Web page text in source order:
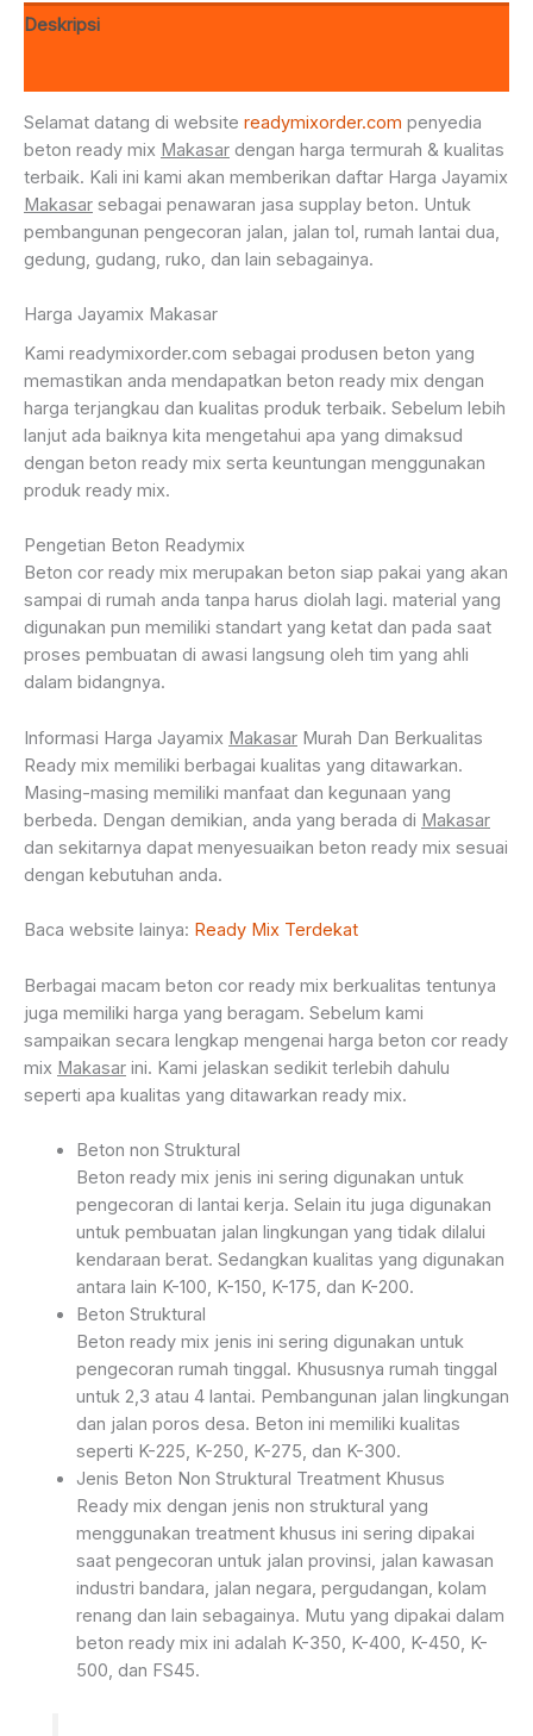
Deskripsi
Selamat datang di website readymixorder.com penyedia
beton ready mix Makasar dengan harga termurah & kualitas
terbaik. Kali ini kami akan memberikan daftar Harga Jayamix
Makasar sebagai penawaran jasa supplay beton. Untuk
pembangunan pengecoran jalan, jalan tol, rumah lantai dua,
gedung, gudang, ruko, dan lain sebagainya.
Harga Jayamix Makasar
Kami readymixorder.com sebagai produsen beton yang
memastikan anda mendapatkan beton ready mix dengan
harga terjangkau dan kualitas produk terbaik. Sebelum lebih
lanjut ada baiknya kita mengetahui apa yang dimaksud
dengan beton ready mix serta keuntungan menggunakan
produk ready mix.
Pengetian Beton Readymix
Beton cor ready mix merupakan beton siap pakai yang akan
sampai di rumah anda tanpa harus diolah lagi. material yang
digunakan pun memiliki standart yang ketat dan pada saat
proses pembuatan di awasi langsung oleh tim yang ahli
dalam bidangnya.
Informasi Harga Jayamix Makasar Murah Dan Berkualitas
Ready mix memiliki berbagai kualitas yang ditawarkan.
Masing-masing memiliki manfaat dan kegunaan yang
berbeda. Dengan demikian, anda yang berada di Makasar
dan sekitarnya dapat menyesuaikan beton ready mix sesuai
dengan kebutuhan anda.
Baca website lainya: Ready Mix Terdekat
Berbagai macam beton cor ready mix berkualitas tentunya
juga memiliki harga yang beragam. Sebelum kami
sampaikan secara lengkap mengenai harga beton cor ready
mix Makasar ini. Kami jelaskan sedikit terlebih dahulu
seperti apa kualitas yang ditawarkan ready mix.
Beton non Struktural
Beton ready mix jenis ini sering digunakan untuk
pengecoran di lantai kerja. Selain itu juga digunakan
untuk pembuatan jalan lingkungan yang tidak dilalui
kendaraan berat. Sedangkan kualitas yang digunakan
antara lain K-100, K-150, K-175, dan K-200.
Beton Struktural
Beton ready mix jenis ini sering digunakan untuk
pengecoran rumah tinggal. Khususnya rumah tinggal
untuk 2,3 atau 4 lantai. Pembangunan jalan lingkungan
dan jalan poros desa. Beton ini memiliki kualitas
seperti K-225, K-250, K-275, dan K-300.
Jenis Beton Non Struktural Treatment Khusus
Ready mix dengan jenis non struktural yang
menggunakan treatment khusus ini sering dipakai
saat pengecoran untuk jalan provinsi, jalan kawasan
industri bandara, jalan negara, pergudangan, kolam
renang dan lain sebagainya. Mutu yang dipakai dalam
beton ready mix ini adalah K-350, K-400, K-450, K-
500, dan FS45.